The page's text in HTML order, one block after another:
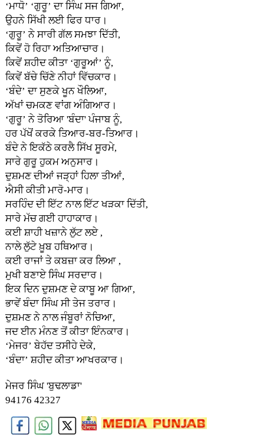
‘ਮਾਧੋ’ ‘ਗੁਰੂ’ ਦਾ ਸਿੰਘ ਸਜ ਗਿਆ,
ਉਹਨੇ ਸਿੱਖੀ ਲਈ ਫਿਰ ਧਾਰ।
‘ਗੁਰੂ’ ਨੇ ਸਾਰੀ ਗੱਲ ਸਮਝਾ ਦਿੱਤੀ,
ਕਿਵੇਂ ਹੋ ਰਿਹਾ ਅਤਿਆਚਾਰ।
ਕਿਵੇਂ ਸ਼ਹੀਦ ਕੀਤਾ ‘ਗੁਰੂਆਂ’ ਨੂੰ,
ਕਿਵੇਂ ਬੱਚੇ ਚਿੱਣੇ ਨੀਹਾਂ ਵਿੱਚਕਾਰ।
‘ਬੰਦੇ’ ਦਾ ਸੁਣਕੇ ਖੂਨ ਖੌਲਿਆ,
ਅੱਖਾਂ ਚਮਕਣ ਵਾਂਗ ਅੰਗਿਆਰ।
‘ਗੁਰੂ’ ਨੇ ਤੋਰਿਆ 'ਬੰਦਾ' ਪੰਜਾਬ ਨੂੰ,
ਹਰ ਪੱਖੋਂ ਕਰਕੇ ਤਿਆਰ-ਬਰ-ਤਿਆਰ।
ਬੰਦੇ ਨੇ ਇਕੱਠੇ ਕਰਲੈ ਸਿੱਖ ਸੂਰਮੇ,
ਸਾਰੇ ਗੁਰੂ ਹੁਕਮ ਅਨੁਸਾਰ।
ਦੁਸ਼ਮਣ ਦੀਆਂ ਜੜ੍ਹਾਂ ਹਿਲਾ ਤੀਆਂ,
ਐਸੀ ਕੀਤੀ ਮਾਰੋ-ਮਾਰ।
ਸਰਹਿੰਦ ਦੀ ਇੱਟ ਨਾਲ ਇੱਟ ਖੜਕਾ ਦਿੱਤੀ,
ਸਾਰੇ ਮੱਚ ਗਈ ਹਾਹਾਕਾਰ।
ਕਈ ਸ਼ਾਹੀ ਖਜ਼ਾਨੇ ਲੁੱਟ ਲਏ ,
ਨਾਲੇ ਲੁੱਟੇ ਖ਼ੂਬ ਹਥਿਆਰ।
ਕ‌ਈ ਰਾਜਾਂ ਤੇ ਕਬਜ਼ਾ ਕਰ ਲਿਆ ,
ਮੁਖੀ ਬਣਾਏ ਸਿੰਘ ਸਰਦਾਰ।
ਇਕ ਦਿਨ ਦੁਸ਼ਮਣ ਦੇ ਕਾਬੂ ਆ ਗਿਆ,
ਭਾਵੇਂ ਬੰਦਾ ਸਿੰਘ ਸੀ ਤੇਜ ਤਰਾਰ।
ਦੁਸ਼ਮਣ ਨੇ ਨਾਲ ਜੰਬੂਰਾਂ ਨੋਚਿਆ,
ਜਦ ਈਨ ਮੰਨਣ ਤੋਂ ਕੀਤਾ ਇੰਨਕਾਰ।
‘ਮੇਜਰ’ ਬੇਹੱਦ ਤਸੀਹੇ ਦੇਕੇ,
‘ਬੰਦਾ’ ਸ਼ਹੀਦ ਕੀਤਾ ਆਖਰਕਾਰ।
ਮੇਜਰ ਸਿੰਘ 'ਬੁਢਲਾਡਾ'
94176 42327